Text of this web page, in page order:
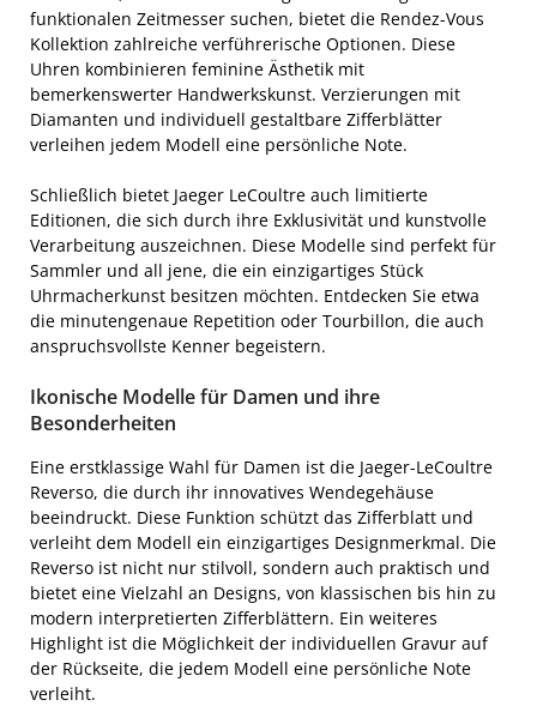
funktionalen Zeitmesser suchen, bietet die Rendez-Vous
Kollektion zahlreiche verführerische Optionen. Diese
Uhren kombinieren feminine Ästhetik mit
bemerkenswerter Handwerkskunst. Verzierungen mit
Diamanten und individuell gestaltbare Zifferblätter
verleihen jedem Modell eine persönliche Note.
Schließlich bietet Jaeger LeCoultre auch limitierte
Editionen, die sich durch ihre Exklusivität und kunstvolle
Verarbeitung auszeichnen. Diese Modelle sind perfekt für
Sammler und all jene, die ein einzigartiges Stück
Uhrmacherkunst besitzen möchten. Entdecken Sie etwa
die minutengenaue Repetition oder Tourbillon, die auch
anspruchsvollste Kenner begeistern.
Ikonische Modelle für Damen und ihre
Besonderheiten
Eine erstklassige Wahl für Damen ist die Jaeger-LeCoultre
Reverso, die durch ihr innovatives Wendegehäuse
beeindruckt. Diese Funktion schützt das Zifferblatt und
verleiht dem Modell ein einzigartiges Designmerkmal. Die
Reverso ist nicht nur stilvoll, sondern auch praktisch und
bietet eine Vielzahl an Designs, von klassischen bis hin zu
modern interpretierten Zifferblättern. Ein weiteres
Highlight ist die Möglichkeit der individuellen Gravur auf
der Rückseite, die jedem Modell eine persönliche Note
verleiht.